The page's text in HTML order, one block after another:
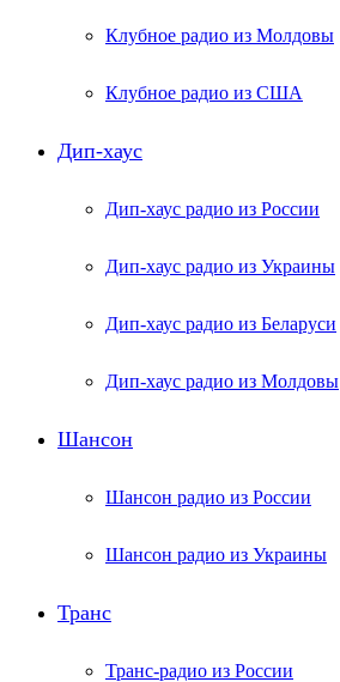
Клубное радио из Молдовы
Клубное радио из США
Дип-хаус
Дип-хаус радио из России
Дип-хаус радио из Украины
Дип-хаус радио из Беларуси
Дип-хаус радио из Молдовы
Шансон
Шансон радио из России
Шансон радио из Украины
Транс
Транс-радио из России